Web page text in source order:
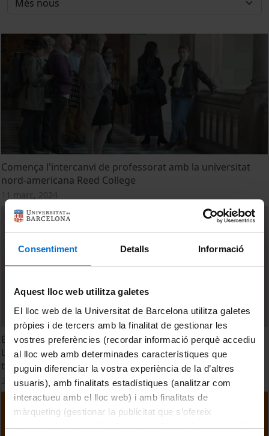
Consentiment Detalls Informació
Aquest lloc web utilitza galetes
El lloc web de la Universitat de Barcelona utilitza galetes
pròpies i de tercers amb la finalitat de gestionar les
vostres preferències (recordar informació perquè accediu
al lloc web amb determinades característiques que
puguin diferenciar la vostra experiència de la d’altres
usuaris), amb finalitats estadístiques (analitzar com
interactueu amb el lloc web) i amb finalitats de
màrqueting (gestionar la publicitat que s’ofereix
adequant-la en funció dels vostres hàbits de navegació).
Comença l'intercanvi de professorat amb la universitat
nord-americana Reed College
11 març, 2024
European Universities best practices and policy reform:
Lessons learnt and recommendations for the future of
the alliances
22 desembre, 2022